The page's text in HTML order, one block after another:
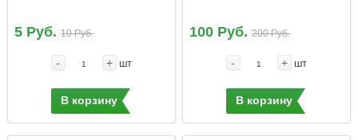
5 Руб.10 Руб.
- + шт
В корзину
100 Руб.200 Руб.
- + шт
В корзину